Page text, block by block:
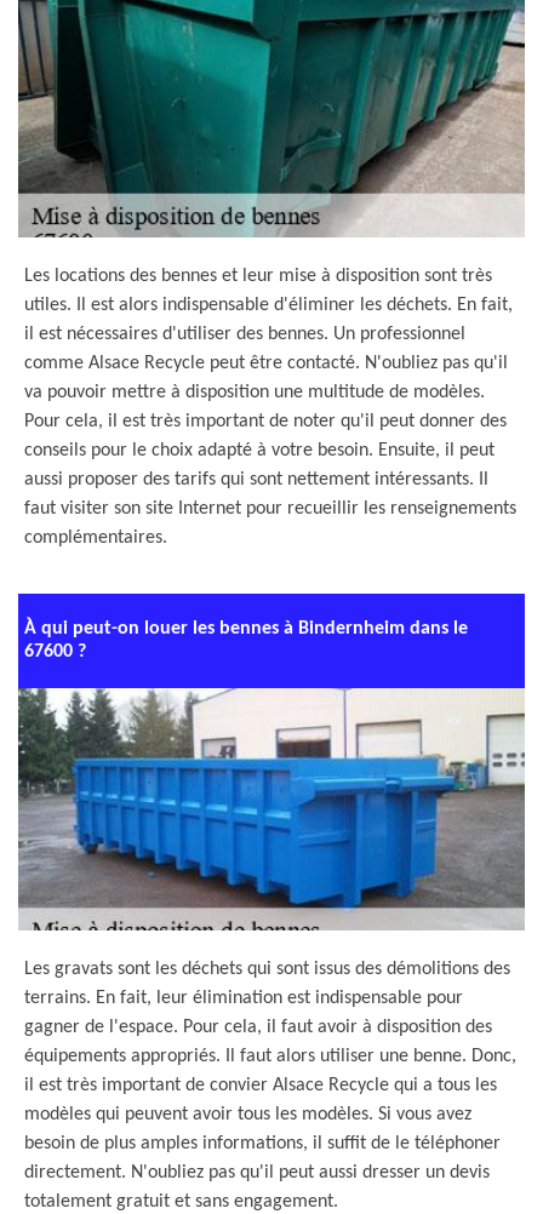
Les locations des bennes et leur mise à disposition sont très
utiles. Il est alors indispensable d'éliminer les déchets. En fait,
il est nécessaires d'utiliser des bennes. Un professionnel
comme Alsace Recycle peut être contacté. N'oubliez pas qu'il
va pouvoir mettre à disposition une multitude de modèles.
Pour cela, il est très important de noter qu'il peut donner des
conseils pour le choix adapté à votre besoin. Ensuite, il peut
aussi proposer des tarifs qui sont nettement intéressants. Il
faut visiter son site Internet pour recueillir les renseignements
complémentaires.
À qui peut-on louer les bennes à Bindernheim dans le
67600 ?
Les gravats sont les déchets qui sont issus des démolitions des
terrains. En fait, leur élimination est indispensable pour
gagner de l'espace. Pour cela, il faut avoir à disposition des
équipements appropriés. Il faut alors utiliser une benne. Donc,
il est très important de convier Alsace Recycle qui a tous les
modèles qui peuvent avoir tous les modèles. Si vous avez
besoin de plus amples informations, il suffit de le téléphoner
directement. N'oubliez pas qu'il peut aussi dresser un devis
totalement gratuit et sans engagement.